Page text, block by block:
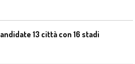
13 città con 16 stadi